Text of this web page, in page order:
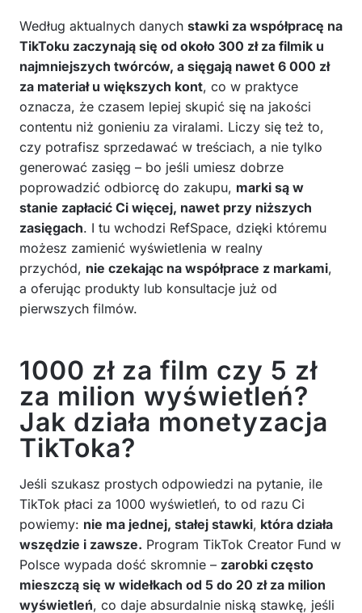
Według aktualnych danych stawki za współpracę na
TikToku zaczynają się od około 300 zł za filmik u
najmniejszych twórców, a sięgają nawet 6 000 zł
za materiał u większych kont, co w praktyce
oznacza, że czasem lepiej skupić się na jakości
contentu niż gonieniu za viralami. Liczy się też to,
czy potrafisz sprzedawać w treściach, a nie tylko
generować zasięg – bo jeśli umiesz dobrze
poprowadzić odbiorcę do zakupu, marki są w
stanie zapłacić Ci więcej, nawet przy niższych
zasięgach. I tu wchodzi RefSpace, dzięki któremu
możesz zamienić wyświetlenia w realny
przychód, nie czekając na współprace z markami,
a oferując produkty lub konsultacje już od
pierwszych filmów.
1000 zł za film czy 5 zł
za milion wyświetleń?
Jak działa monetyzacja
TikToka?
Jeśli szukasz prostych odpowiedzi na pytanie, ile
TikTok płaci za 1000 wyświetleń, to od razu Ci
powiemy: nie ma jednej, stałej stawki, która działa
wszędzie i zawsze. Program TikTok Creator Fund w
Polsce wypada dość skromnie – zarobki często
mieszczą się w widełkach od 5 do 20 zł za milion
wyświetleń, co daje absurdalnie niską stawkę, jeśli